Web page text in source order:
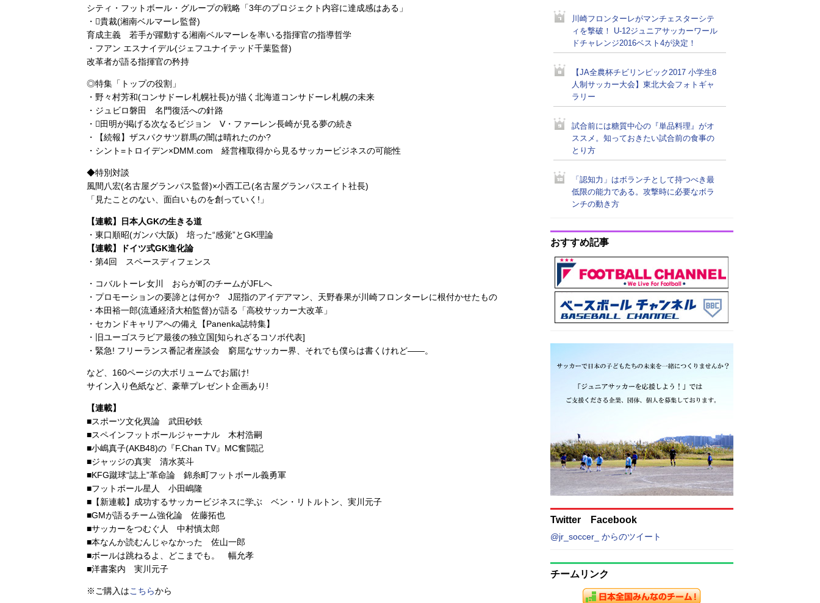
シティ・フットボール・グループの戦略「3年のプロジェクト内容に達成感はある」
・貴裁(湘南ベルマーレ監督)
育成主義 若手が躍動する湘南ベルマーレを率いる指揮官の指導哲学
・フアン エスナイデル(ジェフユナイテッド千葉監督)
改革者が語る指揮官の矜持
◎特集「トップの役割」
・野々村芳和(コンサドーレ札幌社長)が描く北海道コンサドーレ札幌の未来
・ジュビロ磐田 名門復活への針路
・田明が掲げる次なるビジョン V・ファーレン長崎が見る夢の続き
・【続報】ザスパクサツ群馬の闇は晴れたのか?
・シント=トロイデン×DMM.com 経営権取得から見るサッカービジネスの可能性
◆特別対談
風間八宏(名古屋グランパス監督)×小西工己(名古屋グランパスエイト社長)
「見たことのない、面白いものを創っていく!」
【連載】日本人GKの生きる道
・東口順昭(ガンバ大阪) 培った“感覚”とGK理論
【連載】ドイツ式GK進化論
・第4回 スペースディフェンス
・コバルトーレ女川 おらが町のチームがJFLへ
・プロモーションの要諦とは何か? J屈指のアイデアマン、天野春果が川崎フロンターレに根付かせたもの
・本田裕一郎(流通経済大柏監督)が語る「高校サッカー大改革」
・セカンドキャリアへの備え【Panenka誌特集】
・旧ユーゴスラビア最後の独立国[知られざるコソボ代表]
・緊急! フリーランス番記者座談会 窮屈なサッカー界、それでも僕らは書くけれど——。
など、160ページの大ボリュームでお届け!
サイン入り色紙など、豪華プレゼント企画あり!
【連載】
■スポーツ文化異論 武田砂鉄
■スペインフットボールジャーナル 木村浩嗣
■小嶋真子(AKB48)の『F.Chan TV』MC奮闘記
■ジャッジの真実 清水英斗
■KFG蹴球“誌上”革命論 錦糸町フットボール義勇軍
■フットボール星人 小田嶋隆
■【新連載】成功するサッカービジネスに学ぶ ベン・リトルトン、実川元子
■GMが語るチーム強化論 佐藤拓也
■サッカーをつむぐ人 中村慎太郎
■本なんか読むんじゃなかった 佐山一郎
■ボールは跳ねるよ、どこまでも。 幅允孝
■洋書案内 実川元子
※ご購入はこちらから
川崎フロンターレがマンチェスターシテ
ィを撃破！ U-12ジュニアサッカーワール
ドチャレンジ2016ベスト4が決定！
【JA全農杯チビリンピック2017 小学生8
人制サッカー大会】東北大会フォトギャ
ラリー
試合前には糖質中心の『単品料理』がオ
ススメ。知っておきたい試合前の食事の
とり方
「認知力」はボランチとして持つべき最
低限の能力である。攻撃時に必要なボラ
ンチの動き方
おすすめ記事
Twitter Facebook
@jr_soccer_ からのツイート
チームリンク